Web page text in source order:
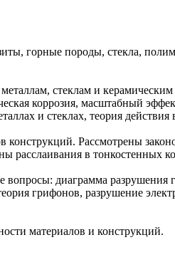
горные породы, стекла,
стеклам и
коррозия, масштабный
и стеклах, теория действия
Рассмотрены
расслаивания в тонкостенных
диаграмма разрушения
грифонов, разрушение
материалов и конструкций.